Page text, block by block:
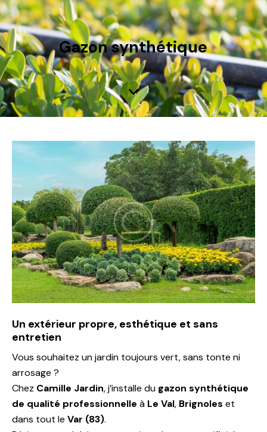
Gazon synthétique
Un extérieur propre, esthétique et sans
entretien
Vous souhaitez un jardin toujours vert, sans tonte ni
arrosage ?
Chez Camille Jardin, j’installe du gazon synthétique
de qualité professionnelle à Le Val, Brignoles et
dans tout le Var (83).